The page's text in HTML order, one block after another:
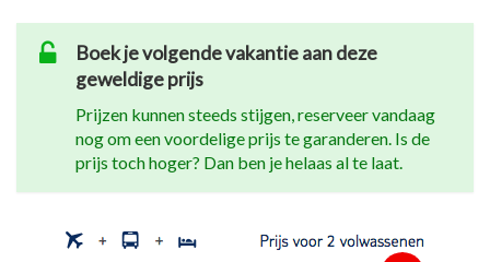
Boek je volgende vakantie aan deze
geweldige prijs
Prijzen kunnen steeds stijgen, reserveer vandaag
nog om een voordelige prijs te garanderen. Is de
prijs toch hoger? Dan ben je helaas al te laat.